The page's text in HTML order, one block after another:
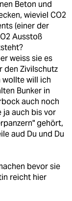
Beton und
wieviel CO2
(einer der
Ausstoß
weiss sie es
den Zivilschutz
wollte will ich
Bunker in
auch noch
ja auch bis vor
gehört,
aud Du und Du
bevor sie
reicht hier